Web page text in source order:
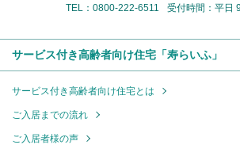
TEL：0800-222-6511
受付時間：平日
サービス付き高齢者向け住宅「寿らいふ」
サービス付き高齢者向け住宅とは
ご入居までの流れ
ご入居者様の声